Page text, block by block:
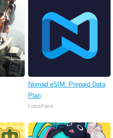
Nomad eSIM: Prepaid Data
Plan
LotusFlare